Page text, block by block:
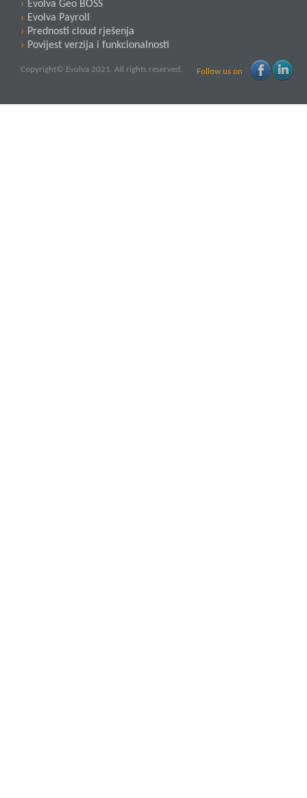
Evolva Geo BOSS
Evolva Payroll
Prednosti cloud rješenja
Povijest verzija i funkcionalnosti
Copyright© Evolva 2021. All rights reserved. Follow us on